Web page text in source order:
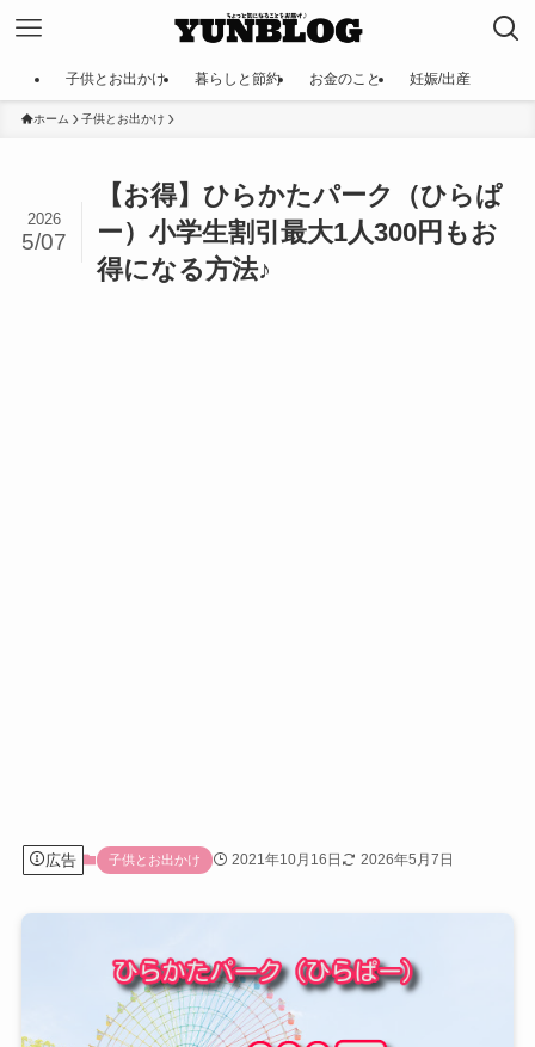
子供とお出かけ 暮らしと節約 お金のこと 妊娠/出産
ホーム 子供とお出かけ
【お得】ひらかたパーク（ひらぱ
ー）小学生割引最大1人300円もお
得になる方法♪
2026
5/07
広告 子供とお出かけ 2021年10月16日 2026年5月7日